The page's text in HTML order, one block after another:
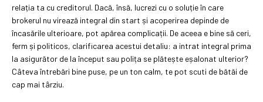
relația ta cu creditorul. Dacă, însă, lucrezi cu o soluție în care
brokerul nu virează integral din start și acoperirea depinde de
încasările ulterioare, pot apărea complicații. De aceea e bine să ceri,
ferm și politicos, clarificarea acestui detaliu: a intrat integral prima
la asigurător de la început sau polița se plătește eșalonat ulterior?
Câteva întrebări bine puse, pe un ton calm, te pot scuti de bătăi de
cap mai târziu.